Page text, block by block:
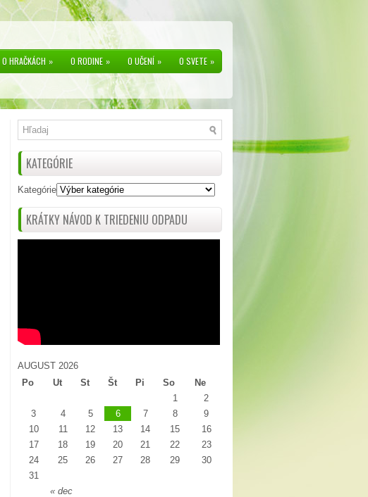
O HRAČKÁCH » O RODINE » O UČENÍ » O SVETE »
KATEGÓRIE
Kategórie
KRÁTKY NÁVOD K TRIEDENIU ODPADU
AUGUST 2026
Po
Ut St Št Pi So Ne
« dec
1
2
3
4 5 6 7 8
9
10
11 12 13 14 15
16
17
18 19 20 21 22
23
24
25 26 27 28 29
30
31